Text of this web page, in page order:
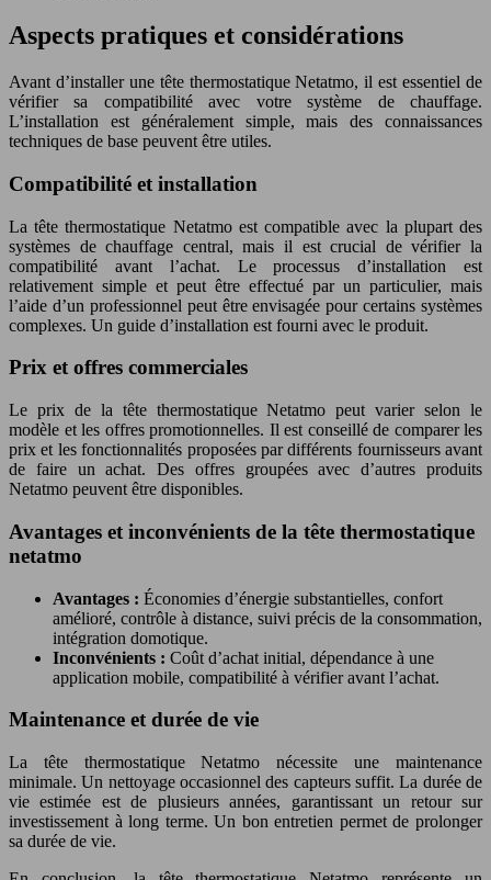
Aspects pratiques et considérations
Avant d’installer une tête thermostatique Netatmo, il est essentiel de
vérifier sa compatibilité avec votre système de chauffage.
L’installation est généralement simple, mais des connaissances
techniques de base peuvent être utiles.
Compatibilité et installation
La tête thermostatique Netatmo est compatible avec la plupart des
systèmes de chauffage central, mais il est crucial de vérifier la
compatibilité avant l’achat. Le processus d’installation est
relativement simple et peut être effectué par un particulier, mais
l’aide d’un professionnel peut être envisagée pour certains systèmes
complexes. Un guide d’installation est fourni avec le produit.
Prix et offres commerciales
Le prix de la tête thermostatique Netatmo peut varier selon le
modèle et les offres promotionnelles. Il est conseillé de comparer les
prix et les fonctionnalités proposées par différents fournisseurs avant
de faire un achat. Des offres groupées avec d’autres produits
Netatmo peuvent être disponibles.
Avantages et inconvénients de la tête thermostatique
netatmo
Avantages : Économies d’énergie substantielles, confort
amélioré, contrôle à distance, suivi précis de la consommation,
intégration domotique.
Inconvénients : Coût d’achat initial, dépendance à une
application mobile, compatibilité à vérifier avant l’achat.
Maintenance et durée de vie
La tête thermostatique Netatmo nécessite une maintenance
minimale. Un nettoyage occasionnel des capteurs suffit. La durée de
vie estimée est de plusieurs années, garantissant un retour sur
investissement à long terme. Un bon entretien permet de prolonger
sa durée de vie.